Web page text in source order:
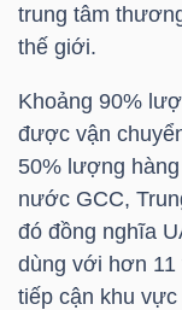
trung tâm
thế giới.
Khoảng 90%
được vận
50% lượng
nước GCC,
đó đồng nghĩa
dùng với hơn 11
tiếp cận khu
YẾU
TIÊU
DÙNG
THIẾT
YẾU